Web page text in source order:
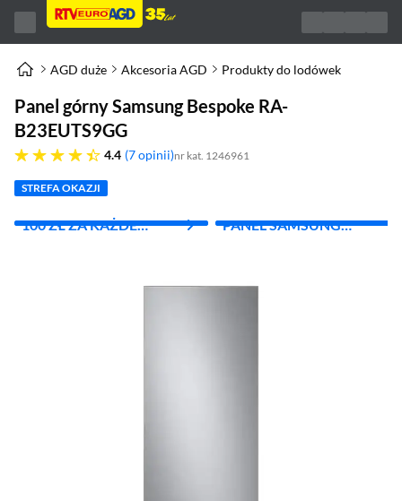
AGD duże Akcesoria AGD Produkty do lodówek
Panel górny Samsung Bespoke RA-
B23EUTS9GG
4.4
4.4 gwiazdek 7 opinii nr kat. 1246961
STREFA OKAZJI
100 ZŁ ZA KAŻDE
PANEL SAMSUNG